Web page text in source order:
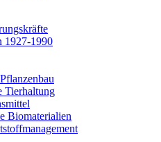
1927-1990
Tierhaltung
Biomaterialien